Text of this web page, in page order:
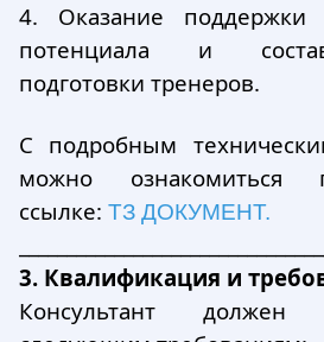
4.
Оказание
потенциала и
подготовки тренеров.
С подробным
можно ознакомиться
ссылке: ТЗ ДОКУМЕНТ.
3. Квалификация и
Консультант должен